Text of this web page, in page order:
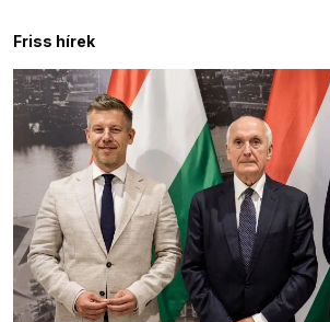
Friss hírek